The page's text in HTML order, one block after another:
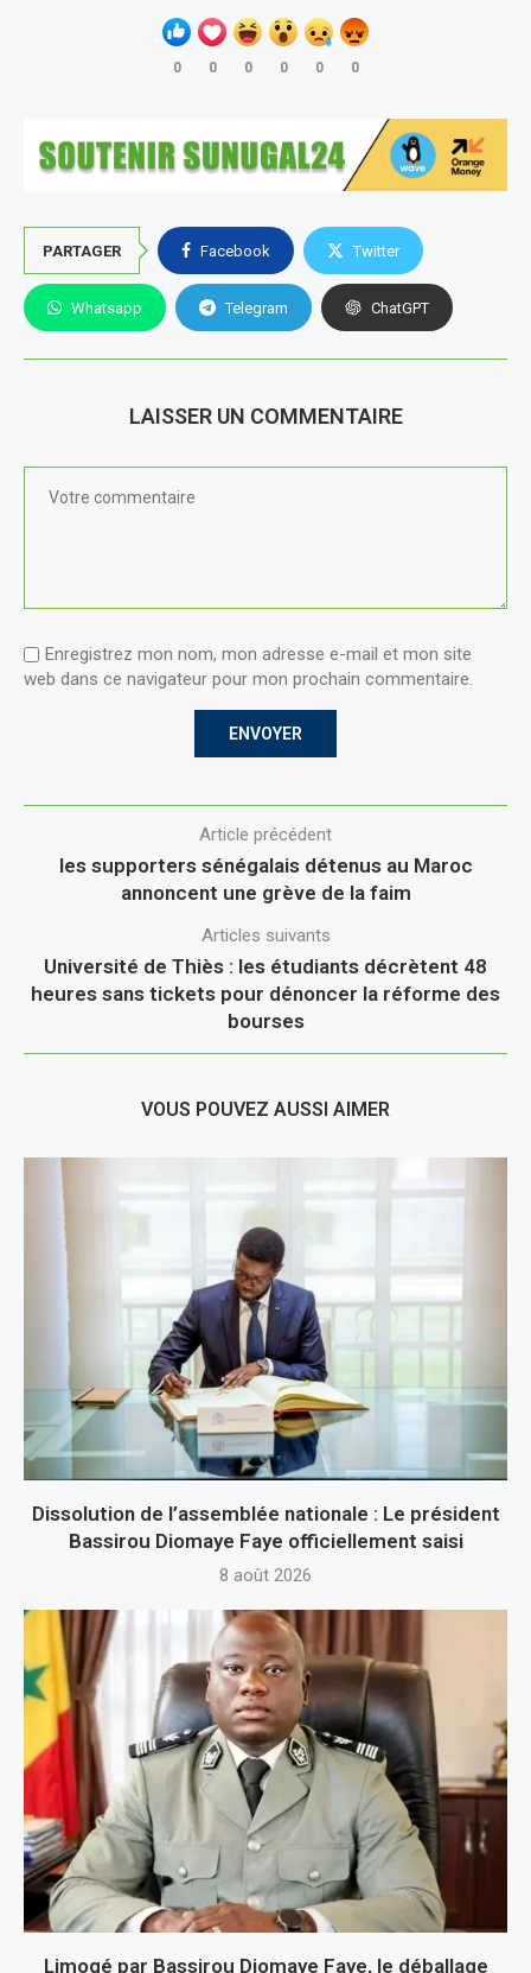
0 0 0 0 0 0
PARTAGER Facebook Twitter
Whatsapp Telegram ChatGPT
LAISSER UN COMMENTAIRE
Enregistrez mon nom, mon adresse e-mail et mon site
web dans ce navigateur pour mon prochain commentaire.
Article précédent
les supporters sénégalais détenus au Maroc
annoncent une grève de la faim
Articles suivants
Université de Thiès : les étudiants décrètent 48
heures sans tickets pour dénoncer la réforme des
bourses
VOUS POUVEZ AUSSI AIMER
Dissolution de l’assemblée nationale : Le président
Bassirou Diomaye Faye officiellement saisi
8 août 2026
Limogé par Bassirou Diomaye Faye, le déballage